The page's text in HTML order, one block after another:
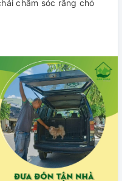
chăm sóc răng chó